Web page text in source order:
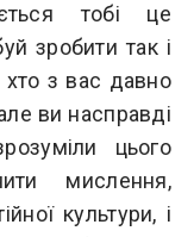
тобі це
зробити так і
хто з вас давно
ви насправді
цього
мислення,
культури, і